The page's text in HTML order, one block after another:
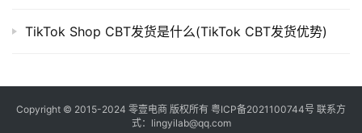
TikTok Shop CBT发货是什么(TikTok CBT发货优势)
Copyright © 2015-2024 零壹电商 版权所有 粤ICP备2021100744号 联系方
式：lingyilab@qq.com